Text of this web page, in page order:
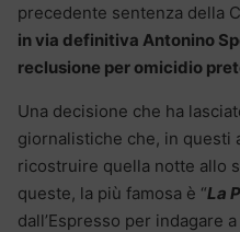
precedente sentenza della
in via definitiva Antonino
reclusione per omicidio
Una decisione che ha
giornalistiche che, in questi
ricostruire quella notte allo
queste, la più famosa è “La
dall’Espresso per indagare